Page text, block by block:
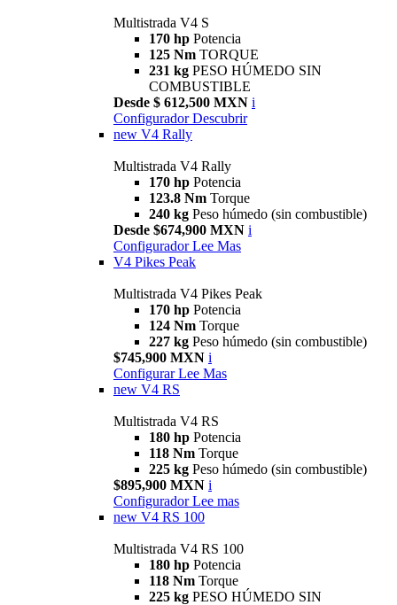
Multistrada V4 S
170 hp Potencia
125 Nm TORQUE
231 kg PESO HÚMEDO SIN
COMBUSTIBLE
Desde $ 612,500 MXN i
Configurador Descubrir
new V4 Rally
Multistrada V4 Rally
170 hp Potencia
123.8 Nm Torque
240 kg Peso húmedo (sin combustible)
Desde $674,900 MXN i
Configurador Lee Mas
V4 Pikes Peak
Multistrada V4 Pikes Peak
170 hp Potencia
124 Nm Torque
227 kg Peso húmedo (sin combustible)
$745,900 MXN i
Configurar Lee Mas
new V4 RS
Multistrada V4 RS
180 hp Potencia
118 Nm Torque
225 kg Peso húmedo (sin combustible)
$895,900 MXN i
Configurador Lee mas
new V4 RS 100
Multistrada V4 RS 100
180 hp Potencia
118 Nm Torque
225 kg PESO HÚMEDO SIN